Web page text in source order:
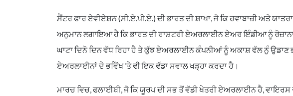
ਸੈਂਟਰ ਫਾਰ ਏਵੀਏਸ਼ਨ (ਸੀ.ਏ.ਪੀ.ਏ.) ਦੀ ਭਾਰਤ ਦੀ ਸ਼ਾਖਾ, ਜੋ ਕਿ ਹਵਾਬਾਜ਼ੀ ਅਤੇ
ਅਨੁਮਾਨ ਲਗਾਇਆ ਹੈ ਕਿ ਭਾਰਤ ਦੀ ਰਾਸ਼ਟਰੀ ਏਅਰਲਾਈਨ ਏਅਰ ਇੰਡੀਆ ਨੂੰ ਰੋਜ਼ਾਨਾ
ਘਾਟਾ ਦਿਨੋ ਦਿਨ ਵੱਧ ਰਿਹਾ ਹੈ ਤੇ ਕੁੱਝ ਏਅਰਲਾਈਨ ਕੰਪਨੀਆਂ ਨੂੰ ਅਕਾਸ਼ ਵੱਲ ਨੁੰ
ਏਅਰਲਾਈਨਾਂ ਦੇ ਭਵਿੱਖ ‘ਤੇ ਵੀ ਇਕ ਵੱਡਾ ਸਵਾਲ ਖੜ੍ਹਾ ਕਰਦਾ ਹੈ।
ਮਾਰਚ ਵਿਚ, ਫਲਾਈਬੀ, ਜੋ ਕਿ ਯੂਰਪ ਦੀ ਸਭ ਤੋਂ ਵੱਡੀ ਖੇਤਰੀ ਏਅਰਲਾਈਨ ਹੈ, ਵਾਇਰਸ